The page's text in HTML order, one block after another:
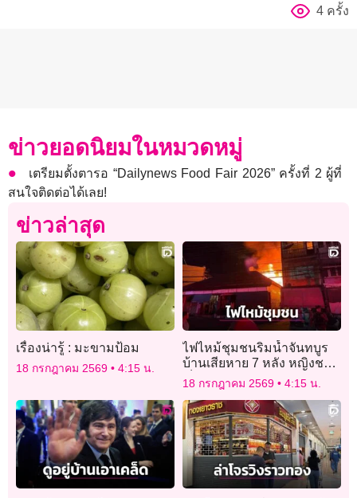
4 ครั้ง
ข่าวยอดนิยมในหมวดหมู่
เตรียมตั้งตารอ “Dailynews Food Fair 2026” ครั้งที่ 2 ผู้ที่
สนใจติดต่อได้เลย!
ข่าวล่าสุด
เรื่องน่ารู้ : มะขามป้อม
18 กรกฎาคม 2569 4:15 น.
ไฟไหม้ชุมชนริมน้ำจันทบูร
บ้านเสียหาย 7 หลัง หญิงชรา
เจ็บ 1 ราย ไม่พบผู้เสียชีวิต
18 กรกฎาคม 2569 4:15 น.